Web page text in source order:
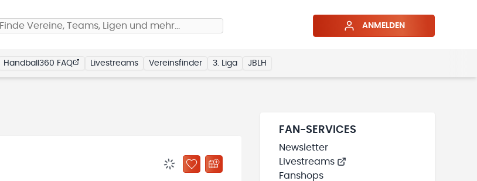
Finde Vereine, Teams, Ligen und mehr… ANMELDEN
Handball360 FAQ Livestreams Vereinsfinder 3. Liga JBLH
BENACHRICHTIGUNGSSTATUS WIRD GELADEN
ZU „MEINE TEAMS“ HINZUFÜGEN
FAN-SERVICES
Newsletter
Livestreams
Fanshops